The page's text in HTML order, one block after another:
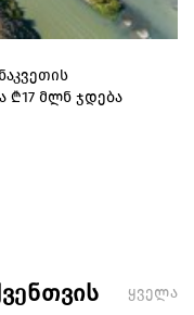
₾17 მლნ ჯდება
ყველა